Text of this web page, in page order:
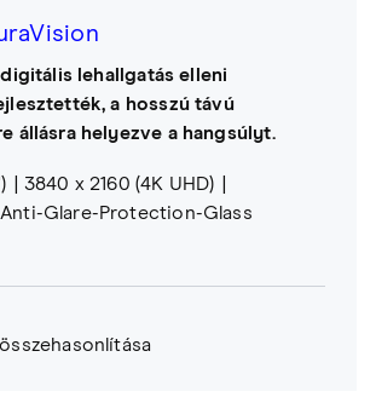
lehallgatás elleni
a hosszú távú
állásra helyezve a hangsúlyt.
3840 x 2160 (4K UHD)
Anti-Glare-Protection-Glass